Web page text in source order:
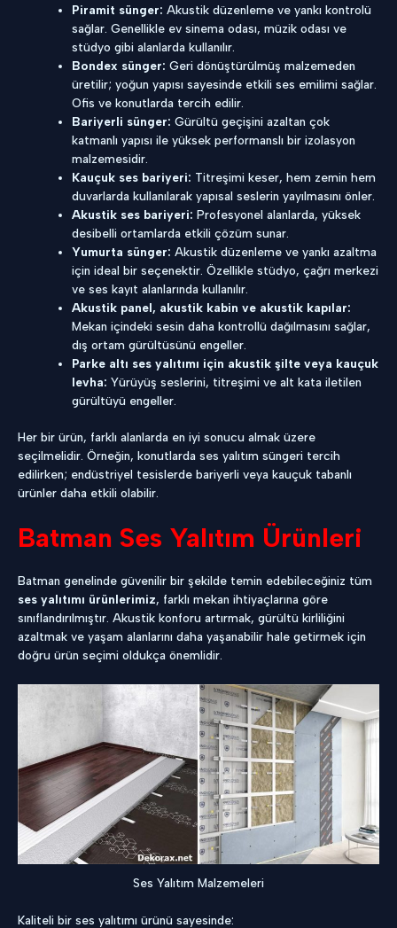
Piramit sünger: Akustik düzenleme ve yankı kontrolü
sağlar. Genellikle ev sinema odası, müzik odası ve
stüdyo gibi alanlarda kullanılır.
Bondex sünger: Geri dönüştürülmüş malzemeden
üretilir; yoğun yapısı sayesinde etkili ses emilimi sağlar.
Ofis ve konutlarda tercih edilir.
Bariyerli sünger: Gürültü geçişini azaltan çok
katmanlı yapısı ile yüksek performanslı bir izolasyon
malzemesidir.
Kauçuk ses bariyeri: Titreşimi keser, hem zemin hem
duvarlarda kullanılarak yapısal seslerin yayılmasını önler.
Akustik ses bariyeri: Profesyonel alanlarda, yüksek
desibelli ortamlarda etkili çözüm sunar.
Yumurta sünger: Akustik düzenleme ve yankı azaltma
için ideal bir seçenektir. Özellikle stüdyo, çağrı merkezi
ve ses kayıt alanlarında kullanılır.
Akustik panel, akustik kabin ve akustik kapılar:
Mekan içindeki sesin daha kontrollü dağılmasını sağlar,
dış ortam gürültüsünü engeller.
Parke altı ses yalıtımı için akustik şilte veya kauçuk
levha: Yürüyüş seslerini, titreşimi ve alt kata iletilen
gürültüyü engeller.
Her bir ürün, farklı alanlarda en iyi sonucu almak üzere
seçilmelidir. Örneğin, konutlarda ses yalıtım süngeri tercih
edilirken; endüstriyel tesislerde bariyerli veya kauçuk tabanlı
ürünler daha etkili olabilir.
Batman Ses Yalıtım Ürünleri
Batman genelinde güvenilir bir şekilde temin edebileceğiniz tüm
ses yalıtımı ürünlerimiz, farklı mekan ihtiyaçlarına göre
sınıflandırılmıştır. Akustik konforu artırmak, gürültü kirliliğini
azaltmak ve yaşam alanlarını daha yaşanabilir hale getirmek için
doğru ürün seçimi oldukça önemlidir.
Ses Yalıtım Malzemeleri
Kaliteli bir ses yalıtımı ürünü sayesinde: